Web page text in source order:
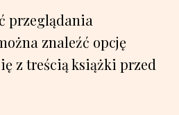
przeglądania
znaleźć opcję
z treścią książki przed